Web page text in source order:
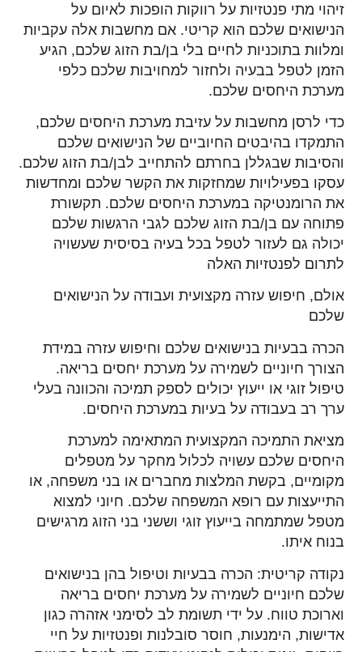
זיהוי מתי פנטזיות על רווקות הופכות לאיום על
הנישואים שלכם הוא קריטי. אם מחשבות אלה עקביות
ומלוות בתוכניות לחיים בלי בן/בת הזוג שלכם, הגיע
הזמן לטפל בבעיה ולחזור למחויבות שלכם כלפי
מערכת היחסים שלכם.
כדי לרסן מחשבות על עזיבת מערכת היחסים שלכם,
התמקדו בהיבטים החיוביים של הנישואים שלכם
והסיבות שבגללן בחרתם להתחייב לבן/בת הזוג שלכם.
עסקו בפעילויות שמחזקות את הקשר שלכם ומחדשות
את הרומנטיקה במערכת היחסים שלכם. תקשורת
פתוחה עם בן/בת הזוג שלכם לגבי הרגשות שלכם
יכולה גם לעזור לטפל בכל בעיה בסיסית שעשויה
לתרום לפנטזיות האלה
אולם, חיפוש עזרה מקצועית ועבודה על הנישואים
שלכם
הכרה בבעיות בנישואים שלכם וחיפוש עזרה במידת
הצורך חיוניים לשמירה על מערכת יחסים בריאה.
טיפול זוגי או ייעוץ יכולים לספק תמיכה והכוונה בעלי
ערך רב בעבודה על בעיות במערכת היחסים.
מציאת התמיכה המקצועית המתאימה למערכת
היחסים שלכם עשויה לכלול מחקר על מטפלים
מקומיים, בקשת המלצות מחברים או בני משפחה, או
התייעצות עם רופא המשפחה שלכם. חיוני למצוא
מטפל שמתמחה בייעוץ זוגי וששני בני הזוג מרגישים
בנוח איתו.
נקודה קריטית: הכרה בבעיות וטיפול בהן בנישואים
שלכם חיוניים לשמירה על מערכת יחסים בריאה
וארוכת טווח. על ידי תשומת לב לסימני אזהרה כגון
אדישות, הימנעות, חוסר סובלנות ופנטזיות על חיי